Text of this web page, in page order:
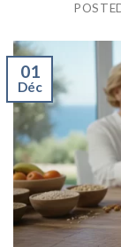
01
Déc